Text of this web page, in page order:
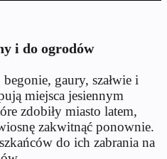
i do ogrodów
gaury, szałwie i
miejsca jesiennym
zdobiły miasto latem,
zakwitnąć ponownie.
do ich zabrania na